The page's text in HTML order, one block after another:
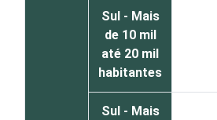
Sul - Mais
de 10 mil
até 20 mil
habitantes
Sul - Mais